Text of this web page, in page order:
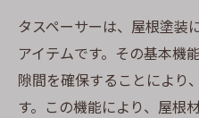
タスペーサーは、屋根塗装
アイテムです。その基本機
隙間を確保することにより
す。この機能により、屋根